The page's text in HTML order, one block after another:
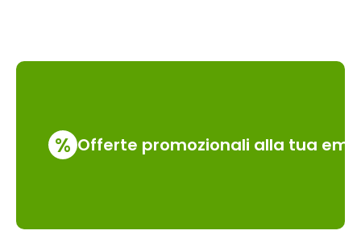
% Offerte promozionali alla tua